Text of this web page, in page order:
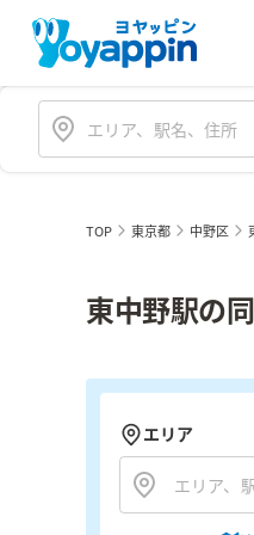
TOP 東京都 中野区
東中野駅の
エリア